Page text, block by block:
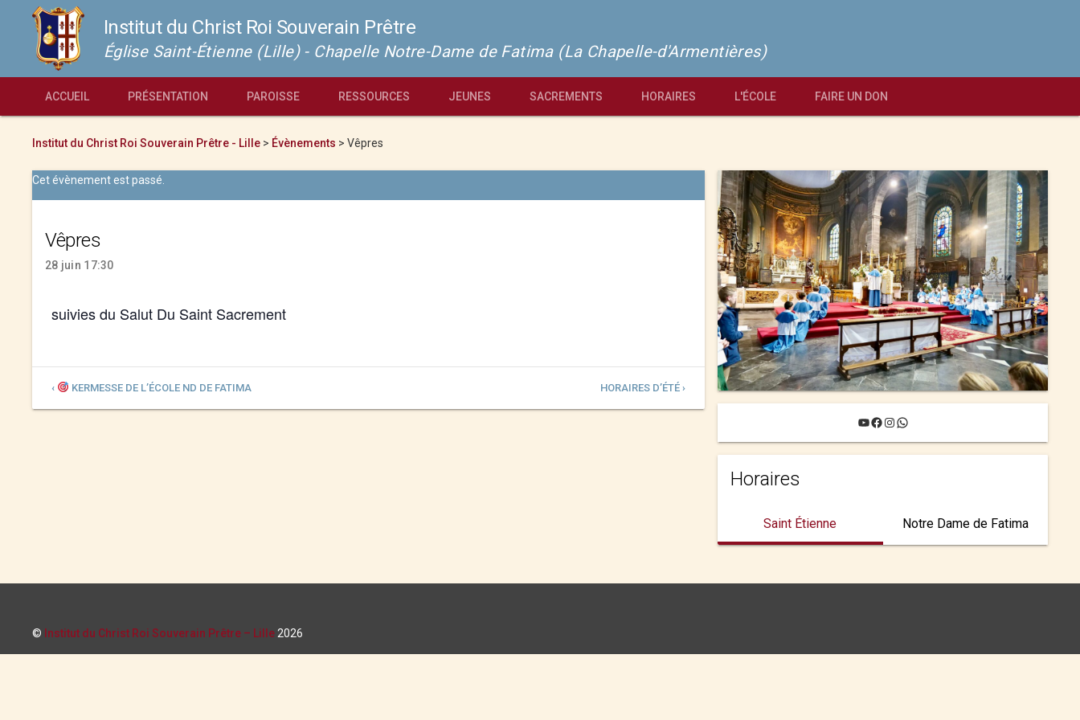
Institut du Christ Roi Souverain Prêtre
Église Saint-Étienne (Lille) - Chapelle Notre-Dame de Fatima (La Chapelle-d'Armentières)
ACCUEIL PRÉSENTATION PAROISSE RESSOURCES JEUNES SACREMENTS HORAIRES L'ÉCOLE FAIRE UN DON
Institut du Christ Roi Souverain Prêtre - Lille > Évènements > Vêpres
Cet évènement est passé.
Vêpres
28 juin 17:30
suivies du Salut Du Saint Sacrement
‹ KERMESSE DE L’ÉCOLE ND DE FATIMA HORAIRES D’ÉTÉ ›
YouTube
Facebook
Instagram
WhatsApp
Horaires
Saint Étienne Notre Dame de Fatima
© Institut du Christ Roi Souverain Prêtre – Lille 2026